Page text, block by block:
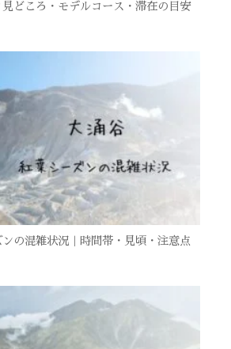
どころ・モデルコース・滞在の目安
ンの混雑状況｜時間帯・見頃・注意点